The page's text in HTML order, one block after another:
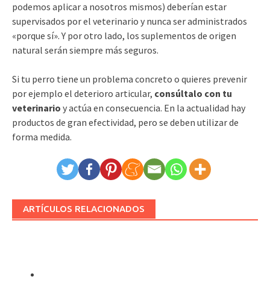
podemos aplicar a nosotros mismos) deberían estar
supervisados por el veterinario y nunca ser administrados
«porque sí». Y por otro lado, los suplementos de origen
natural serán siempre más seguros.
Si tu perro tiene un problema concreto o quieres prevenir
por ejemplo el deterioro articular, consúltalo con tu
veterinario y actúa en consecuencia. En la actualidad hay
productos de gran efectividad, pero se deben utilizar de
forma medida.
ARTÍCULOS RELACIONADOS